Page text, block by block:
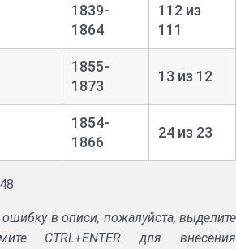
1839-
1864
112 из
111
1855-
1873
13 из 12
1854-
1866
24 из 23
в описи, пожалуйста, выделите
CTRL+ENTER для внесения